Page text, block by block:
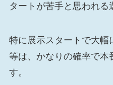
タートが苦手と思われる
特に展示スタートで大幅
等は、かなりの確率で本
す。